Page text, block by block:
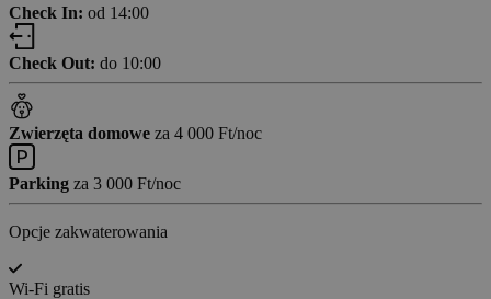
Check In: od 14:00
Check Out: do 10:00
Zwierzęta domowe za 4 000 Ft/noc
Parking za 3 000 Ft/noc
Opcje zakwaterowania
Wi-Fi gratis